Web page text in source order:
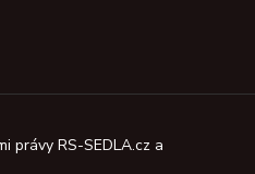
právy RS-SEDLA.cz a